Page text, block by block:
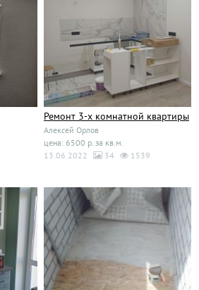
Ремонт 3-х комнатной квартиры
Алексей Орлов
цена: 6500 р. за кв.м.
13.06.2022
34 1539